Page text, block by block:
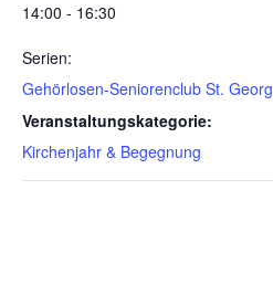
14:00 - 16:30
Serien:
Gehörlosen-Seniorenclub St. Georg
Veranstaltungskategorie:
Kirchenjahr & Begegnung